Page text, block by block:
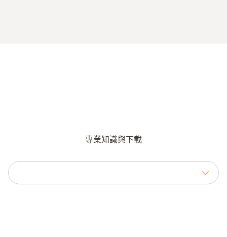
專業知識與下載